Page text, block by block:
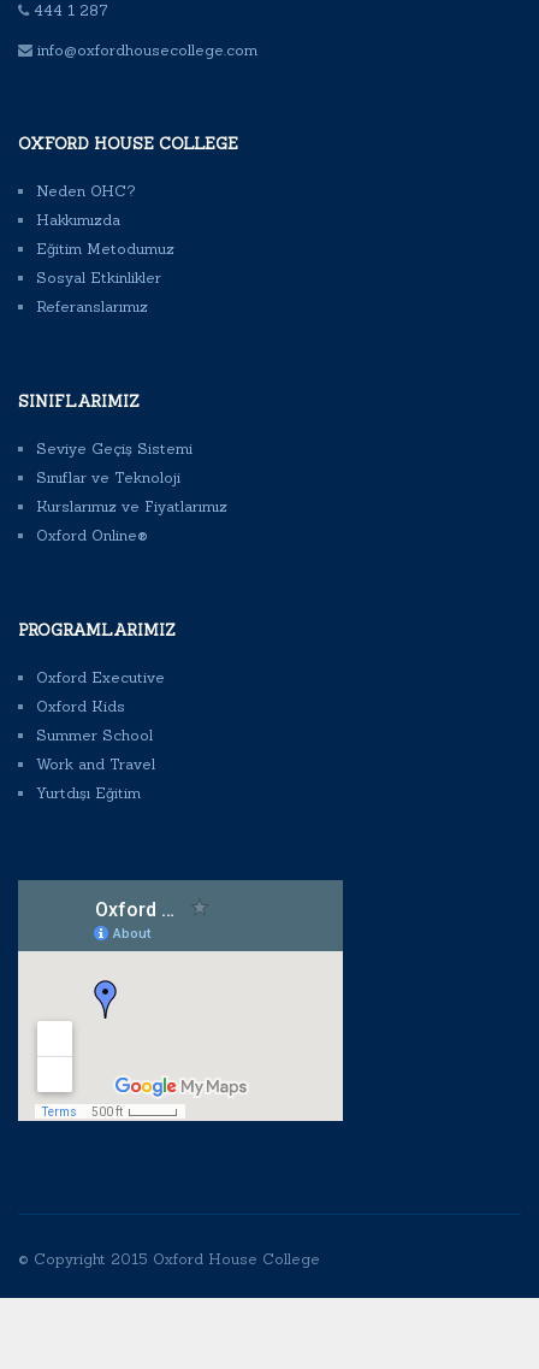
444 1 287
info@oxfordhousecollege.com
OXFORD HOUSE COLLEGE
Neden OHC?
Hakkımızda
Eğitim Metodumuz
Sosyal Etkinlikler
Referanslarımız
SINIFLARIMIZ
Seviye Geçiş Sistemi
Sınıflar ve Teknoloji
Kurslarımız ve Fiyatlarımız
Oxford Online®
PROGRAMLARIMIZ
Oxford Executive
Oxford Kids
Summer School
Work and Travel
Yurtdışı Eğitim
© Copyright 2015 Oxford House College